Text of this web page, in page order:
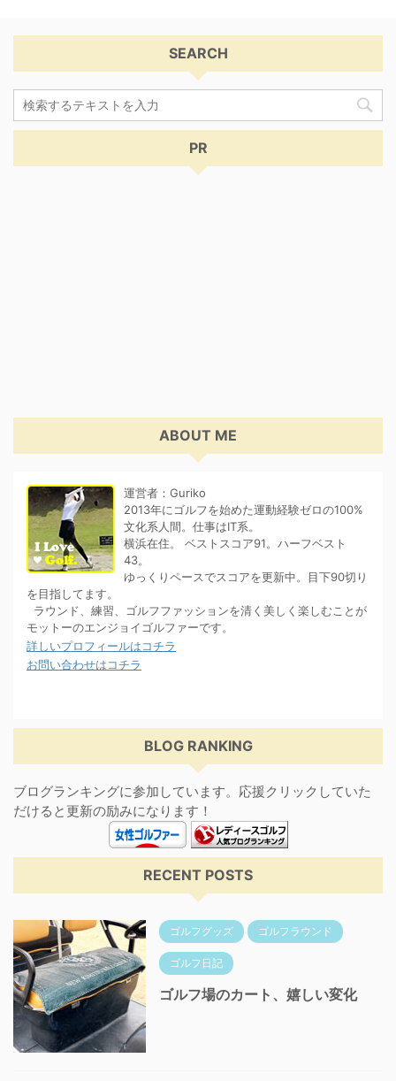
SEARCH
PR
ABOUT ME
運営者：Guriko
2013年にゴルフを始めた運動経験ゼロの100%
文化系人間。仕事はIT系。
横浜在住。 ベストスコア91。ハーフベスト
43。
ゆっくりペースでスコアを更新中。目下90切り
を目指してます。
ラウンド、練習、ゴルフファッションを清く美しく楽しむことが
モットーのエンジョイゴルファーです。
詳しいプロフィールはコチラ
お問い合わせはコチラ
BLOG RANKING
ブログランキングに参加しています。応援クリックしていた
だけると更新の励みになります！
RECENT POSTS
ゴルフグッズ ゴルフラウンド
ゴルフ日記
ゴルフ場のカート、嬉しい変化